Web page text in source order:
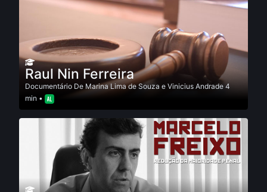
Raul Nin Ferreira
Documentário De Marina Lima de Souza e Vinicius Andrade 4
min •